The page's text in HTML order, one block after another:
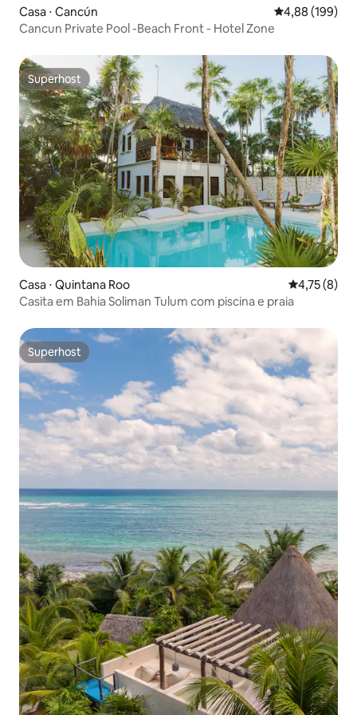
Casa ⋅ Cancún 4,88 de uma
4,88 (199)
Cancun Private Pool -Beach Front - Hotel Zone
Superhost
Superhost
Casa ⋅ Quintana Roo 4,75 de
4,75 (8)
Casita em Bahia Soliman Tulum com piscina e praia
Superhost
Superhost